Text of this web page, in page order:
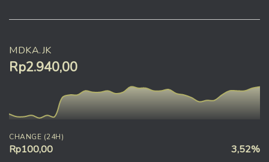
MDKA.JK
Rp2.940,00
CHANGE (24H)
Rp100,00 3,52%